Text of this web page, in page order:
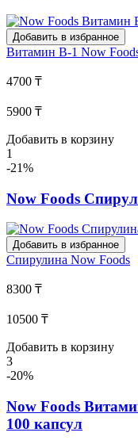
Добавить в избранное
Витамин В-1 Now
4700 ₸
5900 ₸
Добавить в корзину
1
-21%
Now Foods
Добавить в избранное
Спирулина Now Foods
8300 ₸
10500 ₸
Добавить в корзину
3
-20%
Now Foods
100 капсул